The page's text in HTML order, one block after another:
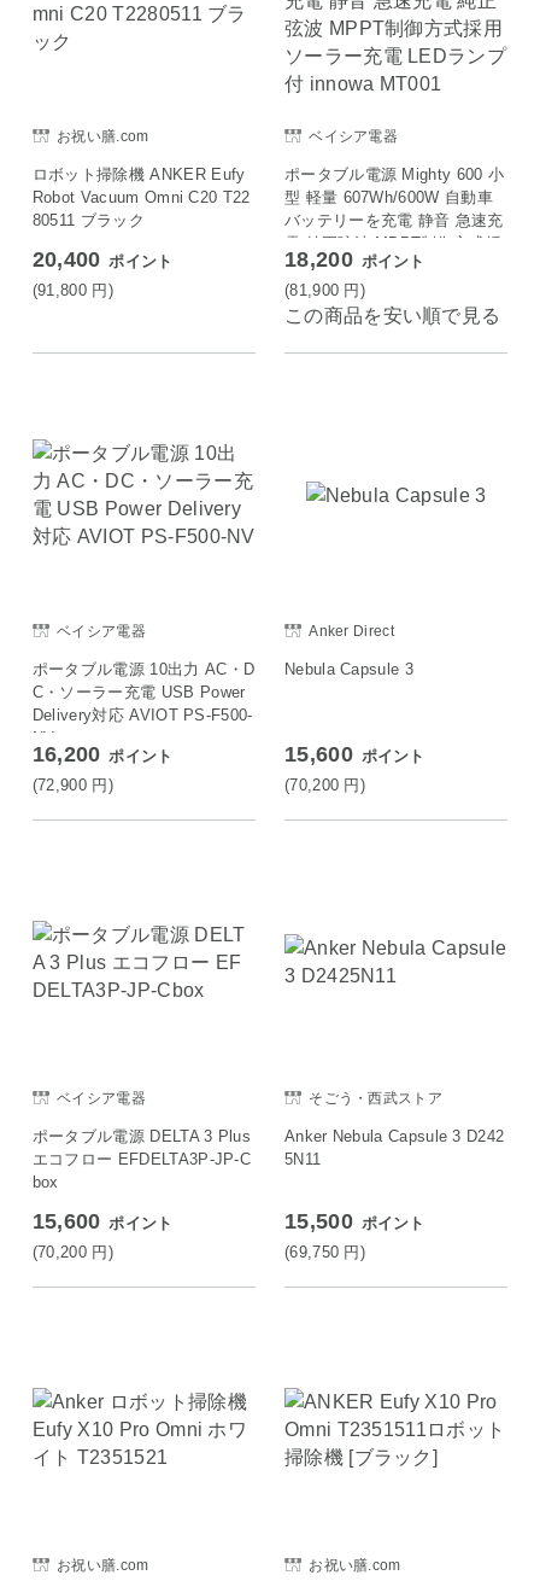
お祝い膳.com
ロボット掃除機 ANKER Eufy
Robot Vacuum Omni C20 T22
80511 ブラック
20,400 ポイント
(91,800 円)
ベイシア電器
ポータブル電源 Mighty 600 小
型 軽量 607Wh/600W 自動車
バッテリーを充電 静音 急速充
電 純正弦波 MPPT制御方式採
用 ソーラー充電 LEDランプ付
innowa MT001
18,200 ポイント
(81,900 円)
この商品を安い順で見る
ベイシア電器
ポータブル電源 10出力 AC・D
C・ソーラー充電 USB Power
Delivery対応 AVIOT PS-F500-
NV
16,200 ポイント
(72,900 円)
Anker Direct
Nebula Capsule 3
15,600 ポイント
(70,200 円)
ベイシア電器
ポータブル電源 DELTA 3 Plus
エコフロー EFDELTA3P-JP-C
box
15,600 ポイント
(70,200 円)
そごう・西武ストア
Anker Nebula Capsule 3 D242
5N11
15,500 ポイント
(69,750 円)
お祝い膳.com お祝い膳.com